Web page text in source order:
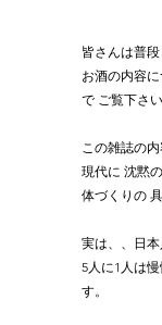
皆さんは普
お酒の内容
で ご覧下さ
この雑誌の内
現代に 沈黙
体づくりの
実は、、日本
5人に1人は
す。